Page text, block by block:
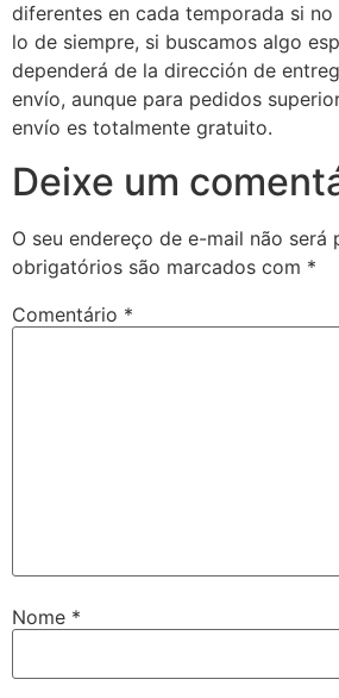
diferentes en cada temporada si no
lo de siempre, si buscamos algo
dependerá de la dirección de
envío, aunque para pedidos
envío es totalmente gratuito.
Deixe um
O seu endereço de e-mail não será
obrigatórios são marcados com *
Comentário *
Nome *